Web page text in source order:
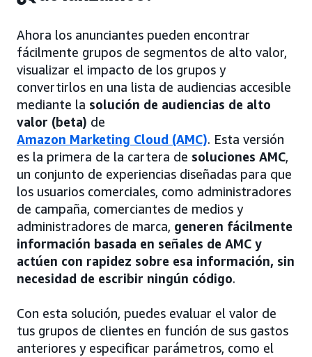
Ahora los anunciantes pueden encontrar
fácilmente grupos de segmentos de alto valor,
visualizar el impacto de los grupos y
convertirlos en una lista de audiencias accesible
mediante la solución de audiencias de alto
valor (beta) de
Amazon Marketing Cloud (AMC). Esta versión
es la primera de la cartera de soluciones AMC,
un conjunto de experiencias diseñadas para que
los usuarios comerciales, como administradores
de campaña, comerciantes de medios y
administradores de marca, generen fácilmente
información basada en señales de AMC y
actúen con rapidez sobre esa información, sin
necesidad de escribir ningún código.
Con esta solución, puedes evaluar el valor de
tus grupos de clientes en función de sus gastos
anteriores y especificar parámetros, como el